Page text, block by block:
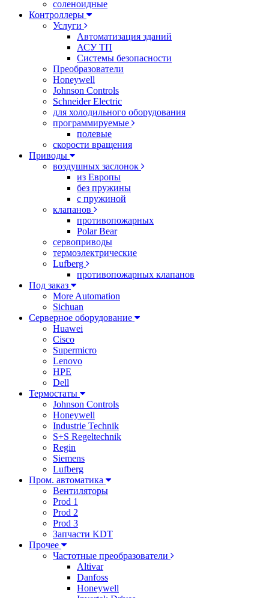
соленоидные
Контроллеры
Услуги
Автоматизация зданий
АСУ ТП
Системы безопасности
Преобразователи
Honeywell
Johnson Controls
Schneider Electric
для холодильного оборудования
программируемые
полевые
скорости вращения
Приводы
воздушных заслонок
из Европы
без пружины
с пружиной
клапанов
противопожарных
Polar Bear
сервоприводы
термоэлектрические
Lufberg
противопожарных клапанов
Под заказ
More Automation
Sichuan
Серверное оборудование
Huawei
Cisco
Supermicro
Lenovo
HPE
Dell
Термостаты
Johnson Controls
Honeywell
Industrie Technik
S+S Regeltechnik
Regin
Siemens
Lufberg
Пром. автоматика
Вентиляторы
Prod 1
Prod 2
Prod 3
Запчасти KDT
Прочее
Частотные преобразователи
Altivar
Danfoss
Honeywell